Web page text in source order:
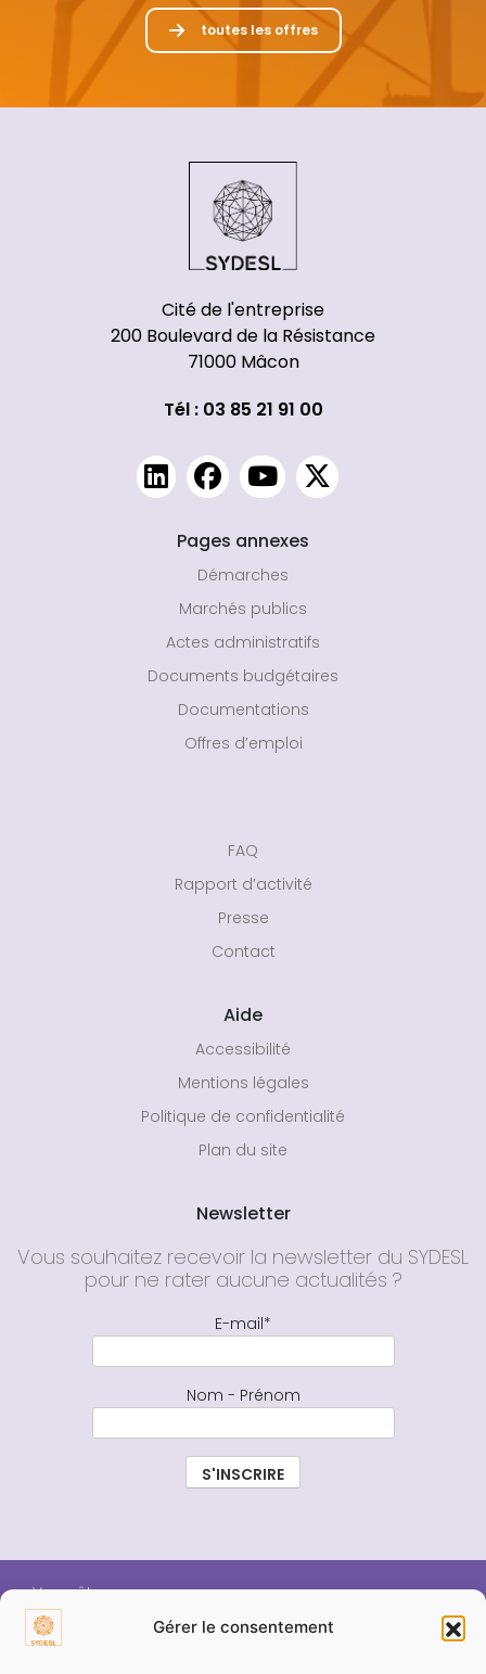
Gérer le consentement
toutes les offres
Cité de l'entreprise
200 Boulevard de la Résistance
71000 Mâcon
Tél : 03 85 21 91 00
Pages annexes
Démarches
Marchés publics
Actes administratifs
Documents budgétaires
Documentations
Offres d’emploi
FAQ
Rapport d’activité
Presse
Contact
Aide
Accessibilité
Mentions légales
Politique de confidentialité
Plan du site
Newsletter
Vous souhaitez recevoir la newsletter du SYDESL
pour ne rater aucune actualités ?
E-mail*
Nom - Prénom
Vous êtes :